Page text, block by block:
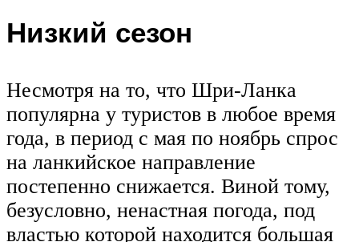
Низкий сезон
Несмотря на то, что Шри-Ланка
популярна у туристов в любое время
года, в период с мая по ноябрь спрос
на ланкийское направление
постепенно снижается. Виной тому,
безусловно, ненастная погода, под
властью которой находится большая